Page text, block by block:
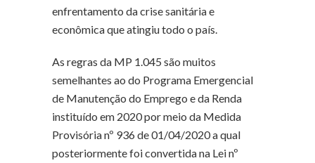
enfrentamento da crise sanitária e
econômica que atingiu todo o país.
As regras da MP 1.045 são muitos
semelhantes ao do Programa Emergencial
de Manutenção do Emprego e da Renda
instituído em 2020 por meio da Medida
Provisória nº 936 de 01/04/2020 a qual
posteriormente foi convertida na Lei nº